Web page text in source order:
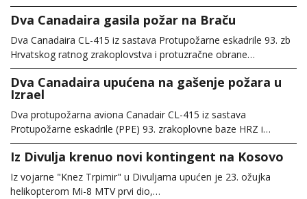
Dva Canadaira gasila požar na Braču
Dva Canadaira CL-415 iz sastava Protupožarne eskadrile 93. zb
Hrvatskog ratnog zrakoplovstva i protuzračne obrane…
Dva Canadaira upućena na gašenje požara u
Izrael
Dva protupožarna aviona Canadair CL-415 iz sastava
Protupožarne eskadrile (PPE) 93. zrakoplovne baze HRZ i…
Iz Divulja krenuo novi kontingent na Kosovo
Iz vojarne "Knez Trpimir" u Divuljama upućen je 23. ožujka
helikopterom Mi-8 MTV prvi dio,…